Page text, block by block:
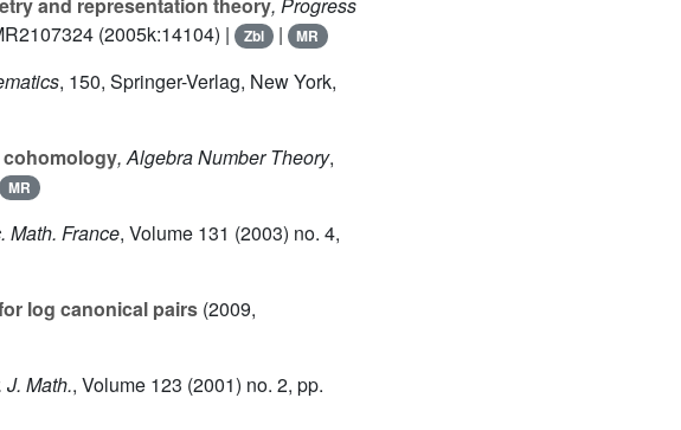
and representation theory, Progress
(2005k:14104) | Zbl | MR
, 150, Springer-Verlag, New York,
, Algebra Number Theory,
MR
Math. France, Volume 131 (2003) no. 4,
log canonical pairs (2009,
J. Math., Volume 123 (2001) no. 2, pp.